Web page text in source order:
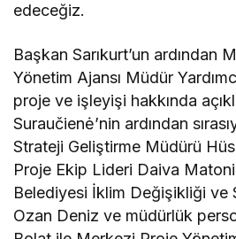
edeceğiz.
Başkan Sarıkurt’un ardından
Yönetim Ajansı Müdür
proje ve işleyişi hakkında
Suraučienė’nin ardından
Strateji Geliştirme Müdürü
Proje Ekip Lideri Daiva
Belediyesi İklim Değişikliği ve
Ozan Deniz ve müdürlük